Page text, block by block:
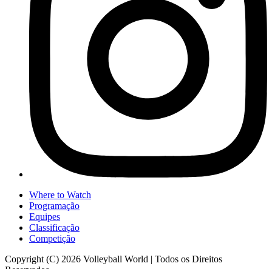
Where to Watch
Programação
Equipes
Classificação
Competição
Copyright (C) 2026 Volleyball World | Todos os Direitos